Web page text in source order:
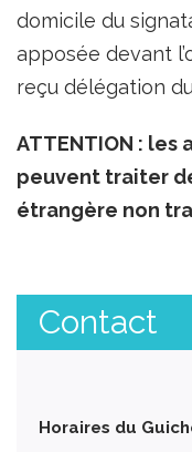
domicile du
apposée devant
reçu délégation
ATTENTION :
peuvent traiter
étrangère non
Contact
Horaires du